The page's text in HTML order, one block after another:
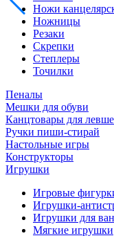
Ножи
Ножницы
Резаки
Скрепки
Степлеры
Точилки
Пеналы
Мешки для обуви
Канцтовары для
Ручки пиши-стирай
Настольные игры
Конструкторы
Игрушки
Игровые
Игрушки-
Игрушки для
Мягкие игрушки